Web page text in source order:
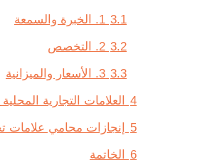
3.1 1. الخبرة والسمعة
3.2 2. التخصص
3.3 3. الأسعار والميزانية
4
العلامات التجارية المحلية
5
إنجازات محامي علامات
6
الخاتمة